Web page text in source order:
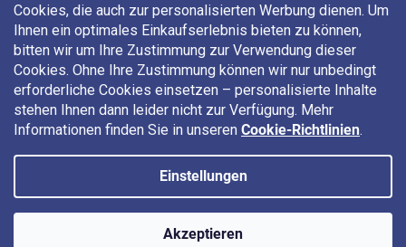
Cookies, die auch zur personalisierten Werbung dienen. Um
Ihnen ein optimales Einkaufserlebnis bieten zu können,
bitten wir um Ihre Zustimmung zur Verwendung dieser
Cookies. Ohne Ihre Zustimmung können wir nur unbedingt
erforderliche Cookies einsetzen – personalisierte Inhalte
stehen Ihnen dann leider nicht zur Verfügung. Mehr
Informationen finden Sie in unseren Cookie-Richtlinien.
Einstellungen
Akzeptieren
Für Aktionen, Gewinnspiele und Rabatte folgen Sie uns auf:
Copyright 2026 LAVONIO.at. Alle Rechte vorbehalten.